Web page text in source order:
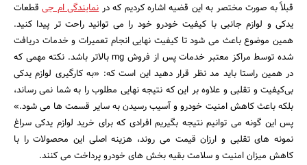
قبلاً به صورت مختصر به این قضیه اشاره کردیم که درنمایندگی ام جیقطعات
یدکی و لوازم جانبی با کیفیت خودرو خود را می‌ توانید راحت‌ تر پیدا کنید.
همین موضوع باعث می‌ شود تا کیفیت نهایی انجام تعمیرات و خدمات دریافت
شده توسط مراکز معتبر خدمات پس از فروش mg بالاتر باشد. نکته مهمی که
در همین راستا باید مد نظر قرار دهید این است که: «به کارگیری لوازم یدکی
بی‌کیفیت و تقلبی و علاوه بر این که نتیجه نهایی مطلوب را به شما نمی‌ رساند،
بلکه باعث کاهش امنیت خودرو و آسیب رسیدن به سایر قسمت ها می‌ شود.»
پس این گونه می‌ توانیم نتیجه بگیریم افرادی که برای خرید لوازم یدکی سراغ
نمونه‌ های تقلبی و ارزان قیمت می‌ روند، هزینه اصلی این محصولات را با
کاهش میزان امنیت و سلامت بقیه بخش‌ های خودرو پرداخت می‌ کنند.